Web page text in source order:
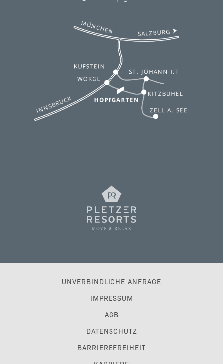
UNVERBINDLICHE ANFRAGE
IMPRESSUM
AGB
DATENSCHUTZ
BARRIEREFREIHEIT